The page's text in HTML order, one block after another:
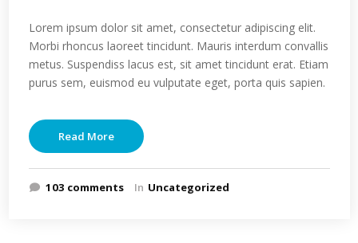
Lorem ipsum dolor sit amet, consectetur adipiscing elit.
Morbi rhoncus laoreet tincidunt. Mauris interdum convallis
metus. Suspendiss lacus est, sit amet tincidunt erat. Etiam
purus sem, euismod eu vulputate eget, porta quis sapien.
Read More
103 comments In Uncategorized